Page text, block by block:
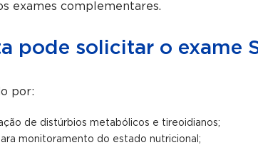
exames complementares.
pode solicitar o exame
por:
de distúrbios metabólicos e tireoidianos;
monitoramento do estado nutricional;